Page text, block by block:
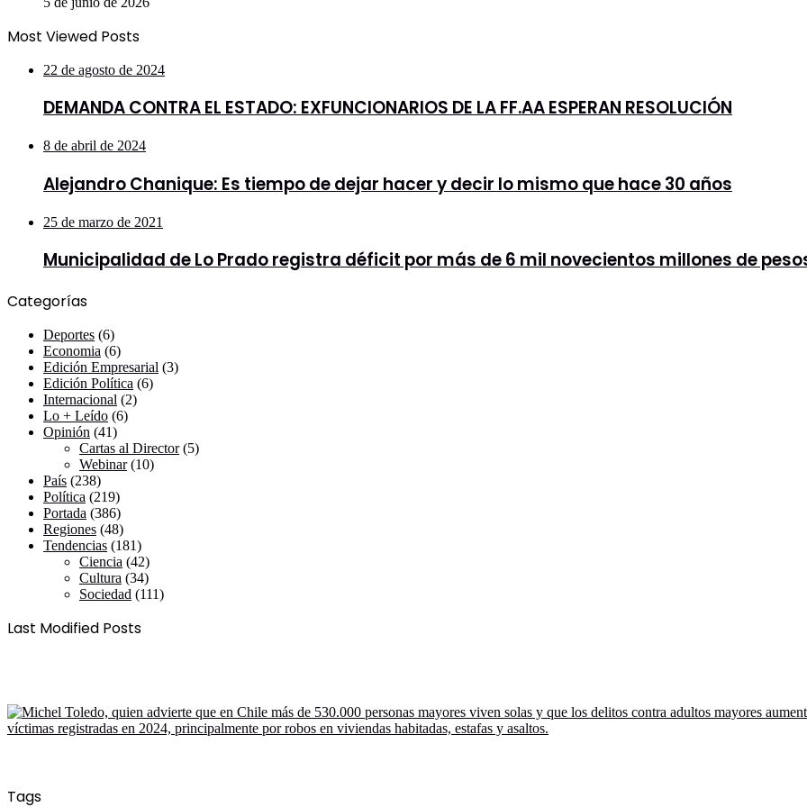
Most Viewed Posts
22 de agosto de 2024
DEMANDA CONTRA EL ESTADO: EXFUNCIONARIOS DE LA FF.AA ESPERAN RESOLUCIÓN
8 de abril de 2024
Alejandro Chanique: Es tiempo de dejar hacer y decir lo mismo que hace 30 años
25 de marzo de 2021
Municipalidad de Lo Prado registra déficit por más de 6 mil novecientos millones de
Categorías
Deportes (6)
Economia (6)
Edición Empresarial (3)
Edición Política (6)
Internacional (2)
Lo + Leído (6)
Opinión (41)
Cartas al Director(5)
Webinar(10)
País (238)
Política (219)
Portada (386)
Regiones (48)
Tendencias (181)
Ciencia (42)
Cultura (34)
Sociedad (111)
Last Modified Posts
Tags